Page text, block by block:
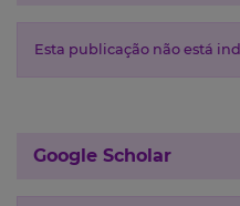
Esta publicação não está
Google Scholar